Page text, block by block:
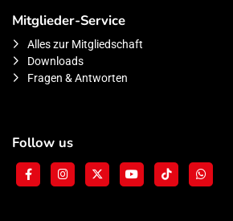
Mitglieder-Service
Alles zur Mitgliedschaft
Downloads
Fragen & Antworten
Follow us